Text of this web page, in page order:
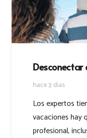
hace 3 días
Los expertos
vacaciones hay
profesional,